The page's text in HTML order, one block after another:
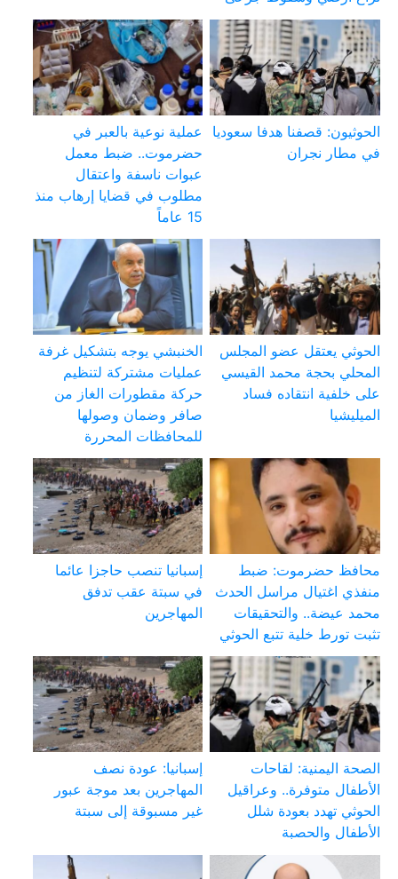
الحوثيون: قصفنا هدفا سعوديا
في مطار نجران
عملية نوعية بالعبر في
حضرموت.. ضبط معمل
عبوات ناسفة واعتقال
مطلوب في قضايا إرهاب منذ
15 عاماً
الحوثي يعتقل عضو المجلس
المحلي بحجة محمد القيسي
على خلفية انتقاده فساد
الميليشيا
الخنبشي يوجه بتشكيل غرفة
عمليات مشتركة لتنظيم
حركة مقطورات الغاز من
صافر وضمان وصولها
للمحافظات المحررة
محافظ حضرموت: ضبط
منفذي اغتيال مراسل الحدث
محمد عيضة.. والتحقيقات
تثبت تورط خلية تتبع الحوثي
إسبانيا تنصب حاجزا عائما
في سبتة عقب تدفق
المهاجرين
الصحة اليمنية: لقاحات
الأطفال متوفرة.. وعراقيل
الحوثي تهدد بعودة شلل
الأطفال والحصبة
إسبانيا: عودة نصف
المهاجرين بعد موجة عبور
غير مسبوقة إلى سبتة